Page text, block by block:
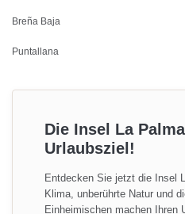
Breña Baja
Puntallana
Die Insel La
Urlaubsziel!
Entdecken Sie jetzt die Insel
Klima, unberührte Natur und
Einheimischen machen Ihren